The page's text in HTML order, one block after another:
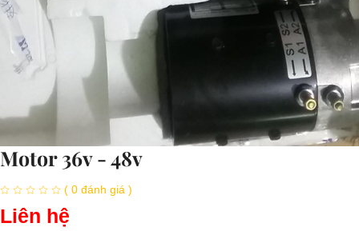
Motor 36v - 48v
( 0 đánh giá )
Liên hệ